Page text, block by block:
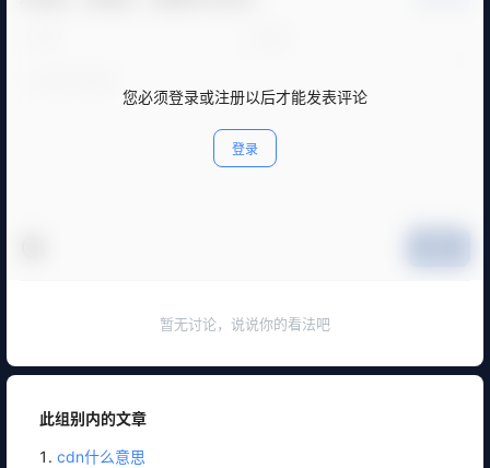
此组别内的文章
cdn什么意思
您必须登录或注册以后才能发表评论
登录
暂无讨论，说说你的看法吧